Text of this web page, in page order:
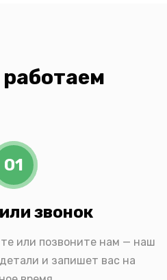
01
звонок
или позвоните нам — наш
и запишет вас на